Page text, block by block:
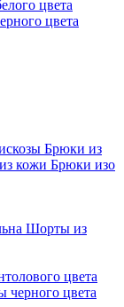
цвета
цвета
Брюки из
кожи Брюки изо
Шорты из
цвета
черного цвета